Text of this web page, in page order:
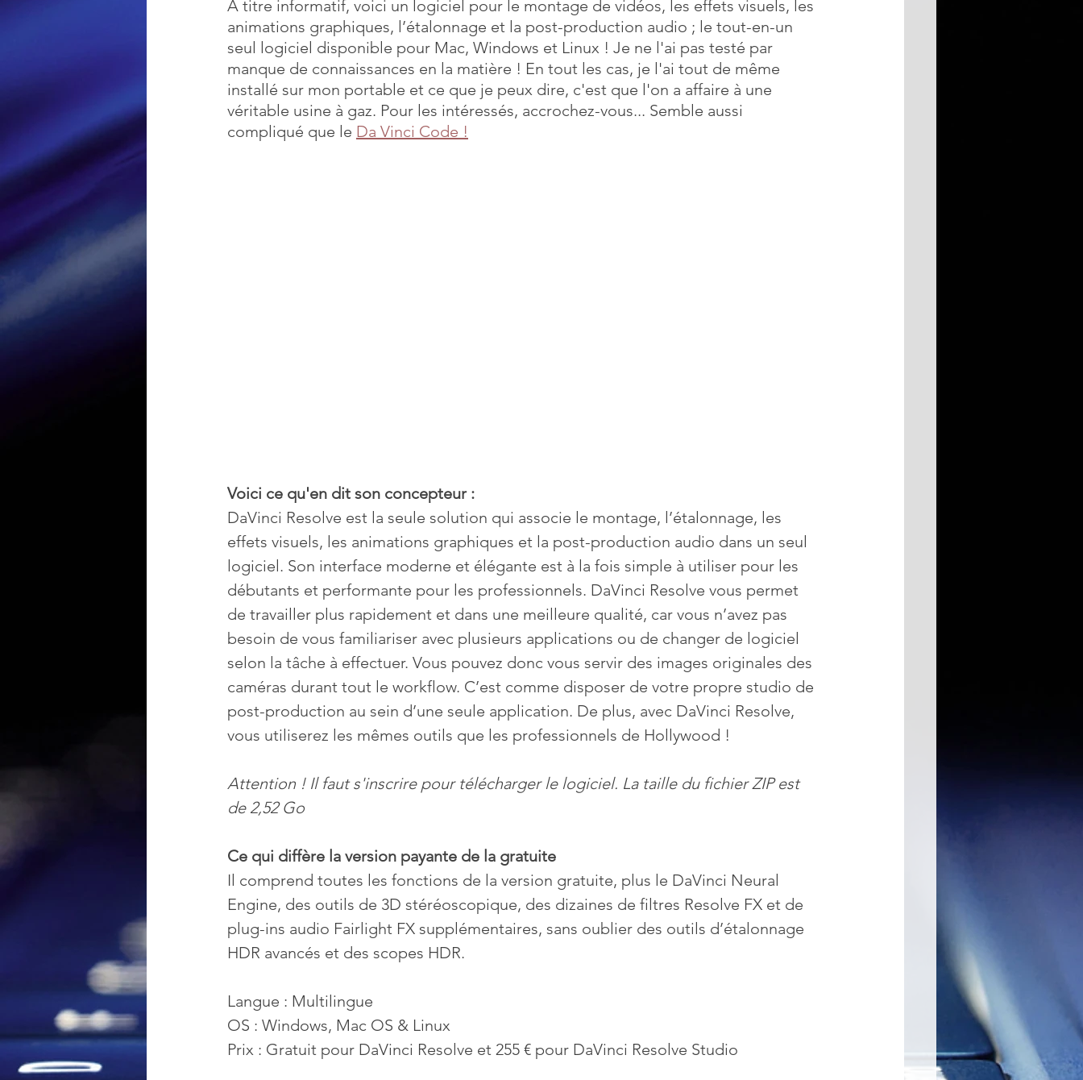
Loisir et divertissement Mises à jour Multimedia Navigateurs News
Occupation disque Photographie Réseaux
À titre informatif, voici un logiciel pour le montage de vidéos, les effets visuels, les
animations graphiques, l’étalonnage et la post-production audio ; le tout-en-un
seul logiciel disponible pour Mac, Windows et Linux ! Je ne l'ai pas testé par
manque de connaissances en la matière ! En tout les cas, je l'ai tout de même
installé sur mon portable et ce que je peux dire, c'est que l'on a affaire à une
véritable usine à gaz. Pour les intéressés, accrochez-vous... Semble aussi
compliqué que le Da Vinci Code !
Voici ce qu'en dit son concepteur :
DaVinci Resolve est la seule solution qui associe le montage, l’étalonnage, les
effets visuels, les animations graphiques et la post-production audio dans un seul
logiciel. Son interface moderne et élégante est à la fois simple à utiliser pour les
débutants et performante pour les professionnels. DaVinci Resolve vous permet
de travailler plus rapidement et dans une meilleure qualité, car vous n’avez pas
besoin de vous familiariser avec plusieurs applications ou de changer de logiciel
selon la tâche à effectuer. Vous pouvez donc vous servir des images originales des
caméras durant tout le workflow. C’est comme disposer de votre propre studio de
post-production au sein d’une seule application. De plus, avec DaVinci Resolve,
vous utiliserez les mêmes outils que les professionnels de Hollywood !
Attention ! Il faut s'inscrire pour télécharger le logiciel. La taille du fichier ZIP est
de 2,52 Go
Ce qui diffère la version payante de la gratuite
Il comprend toutes les fonctions de la version gratuite, plus le DaVinci Neural
Engine, des outils de 3D stéréoscopique, des dizaines de filtres Resolve FX et de
plug-ins audio Fairlight FX supplémentaires, sans oublier des outils d’étalonnage
HDR avancés et des scopes HDR.
Langue : Multilingue
OS : Windows, Mac OS & Linux
Prix : Gratuit pour DaVinci Resolve et 255 € pour DaVinci Resolve Studio